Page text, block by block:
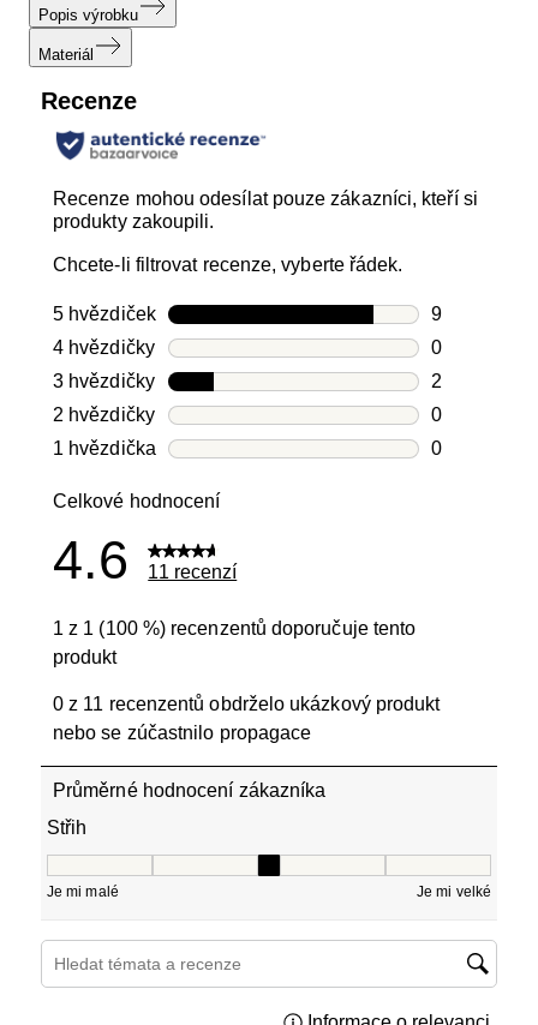
Popis výrobku
Materiál
Recenze
Recenze mohou odesílat pouze zákazníci, kteří si
produkty zakoupili.
Chcete-li filtrovat recenze, vyberte řádek.
5 hvězdičekhvězdičky
9
Počet
4 hvězdičkyhvězdičky
0
Počet
3 hvězdičkyhvězdičky
2
Počet
2 hvězdičkyhvězdičky
0
Počet
1 hvězdičkahvězdičky
0
Celkové hodnocení
4.6 11 recenzí
1 z 1 (100 %) recenzentů doporučuje tento
produkt
0 z 11 recenzentů obdrželo ukázkový produkt
nebo se zúčastnilo propagace
Průměrné hodnocení zákazníka
Střih
Je mi malé Je mi velké
Hledání témat a recenzí – oblast vyhledávání